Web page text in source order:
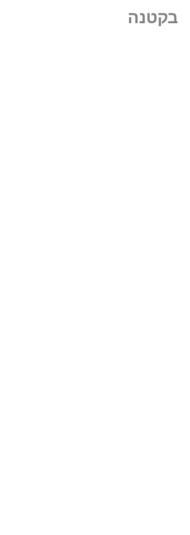
בקטנה